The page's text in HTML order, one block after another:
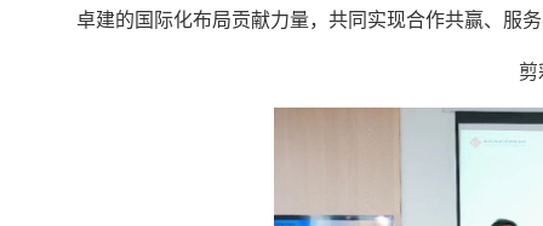
卓建的国际化布局贡献力量，共同实现合作共赢、服
剪